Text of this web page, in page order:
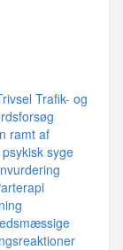
Trafik- og
ramt af
syge